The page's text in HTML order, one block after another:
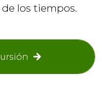
los tiempos.